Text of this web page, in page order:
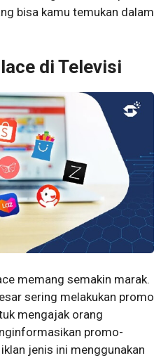
bisa kamu temukan dalam
di Televisi
memang semakin marak.
sering melakukan promo
mengajak orang
promo-
jenis ini menggunakan